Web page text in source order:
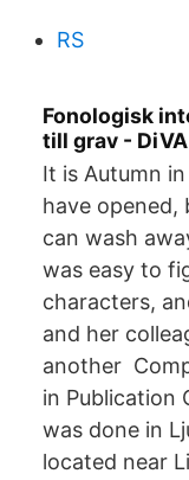
RS
Fonologisk
till grav - DiVA
It is Autumn
have opened,
can wash
was easy to
characters,
and her
another
in Publication
was done in
located near